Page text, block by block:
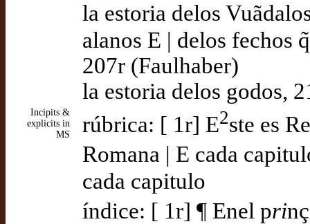
la estoria delos
alanos E | delos fechos
207r (Faulhaber)
la estoria delos godos,
Incipits &
explicits in
MS
rúbrica: [ 1r] E2ste es
Romana | E cada
cada capitulo
índice: [ 1r] ¶ Enel pri